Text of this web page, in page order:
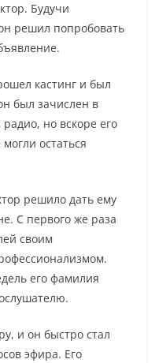
Будучи
решил попробовать
кастинг и был
был зачислен в
но вскоре его
остаться
решило дать ему
С первого же раза
своим
его фамилия
и он быстро стал
эфира. Его